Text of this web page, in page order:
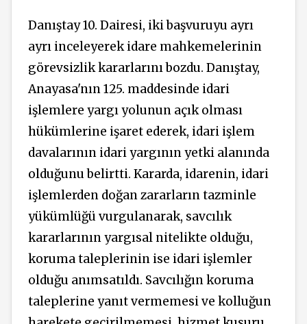
Danıştay 10. Dairesi, iki başvuruyu ayrı
ayrı inceleyerek idare mahkemelerinin
görevsizlik kararlarını bozdu. Danıştay,
Anayasa'nın 125. maddesinde idari
işlemlere yargı yolunun açık olması
hükümlerine işaret ederek, idari işlem
davalarının idari yargının yetki alanında
olduğunu belirtti. Kararda, idarenin, idari
işlemlerden doğan zararların tazminle
yükümlüğü vurgulanarak, savcılık
kararlarının yargısal nitelikte olduğu,
koruma taleplerinin ise idari işlemler
olduğu anımsatıldı. Savcılığın koruma
taleplerine yanıt vermemesi ve kolluğun